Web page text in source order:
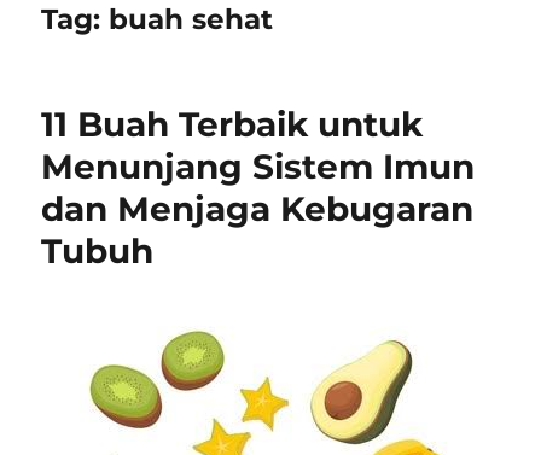
Tag: buah sehat
11 Buah Terbaik untuk
Menunjang Sistem Imun
dan Menjaga Kebugaran
Tubuh